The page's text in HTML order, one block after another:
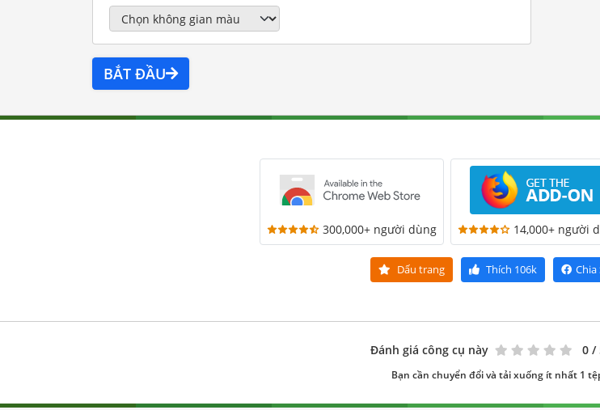
BẮT ĐẦU
300,000+ người dùng 14,000+ người
Dấu trang Thích 106k Chia
Đánh giá công cụ này 0 /
Bạn cần chuyển đổi và tải xuống ít nhất 1